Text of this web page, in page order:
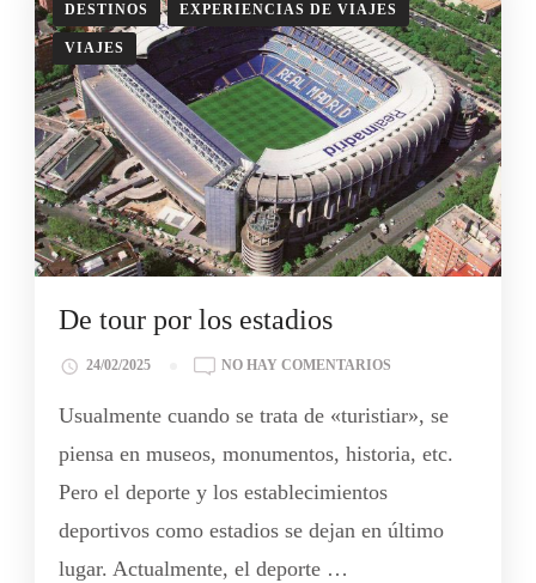
DESTINOS EXPERIENCIAS DE VIAJES
VIAJES
De tour por los estadios
24/02/2025 NO HAY COMENTARIOS
Usualmente cuando se trata de «turistiar», se
piensa en museos, monumentos, historia, etc.
Pero el deporte y los establecimientos
deportivos como estadios se dejan en último
lugar. Actualmente, el deporte …